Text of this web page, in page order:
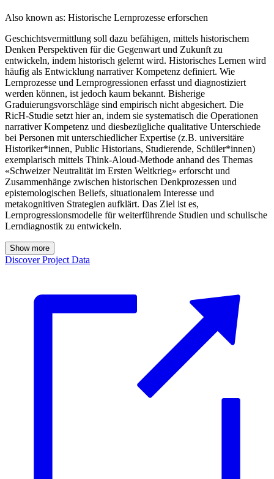
Also known as: Historische Lernprozesse erforschen
Geschichtsvermittlung soll dazu befähigen, mittels historischem
Denken Perspektiven für die Gegenwart und Zukunft zu
entwickeln, indem historisch gelernt wird. Historisches Lernen wird
häufig als Entwicklung narrativer Kompetenz definiert. Wie
Lernprozesse und Lernprogressionen erfasst und diagnostiziert
werden können, ist jedoch kaum bekannt. Bisherige
Graduierungsvorschläge sind empirisch nicht abgesichert. Die
RicH-Studie setzt hier an, indem sie systematisch die Operationen
narrativer Kompetenz und diesbezügliche qualitative Unterschiede
bei Personen mit unterschiedlicher Expertise (z.B. universitäre
Historiker*innen, Public Historians, Studierende, Schüler*innen)
exemplarisch mittels Think-Aloud-Methode anhand des Themas
«Schweizer Neutralität im Ersten Weltkrieg» erforscht und
Zusammenhänge zwischen historischen Denkprozessen und
epistemologischen Beliefs, situationalem Interesse und
metakognitiven Strategien aufklärt. Das Ziel ist es,
Lernprogressionsmodelle für weiterführende Studien und schulische
Lerndiagnostik zu entwickeln.
Show more
Discover Project Data